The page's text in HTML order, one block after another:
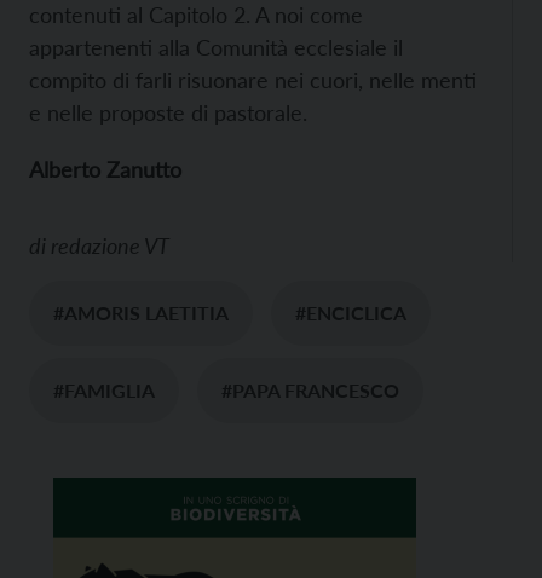
contenuti al Capitolo 2. A noi come
appartenenti alla Comunità ecclesiale il
compito di farli risuonare nei cuori, nelle menti
e nelle proposte di pastorale.
Alberto Zanutto
di redazione VT
#AMORIS LAETITIA #ENCICLICA
#FAMIGLIA #PAPA FRANCESCO